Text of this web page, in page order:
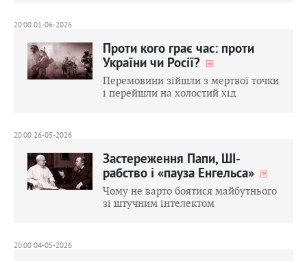
20:00 01-06-2026
Проти кого грає час: проти
України чи Росії?
Перемовини зійшли з мертвої точки
і перейшли на холостий хід
20:00 26-05-2026
Застереження Папи, ШІ-
рабство і «пауза Енгельса»
Чому не варто боятися майбутнього
зі штучним інтелектом
20:00 04-05-2026